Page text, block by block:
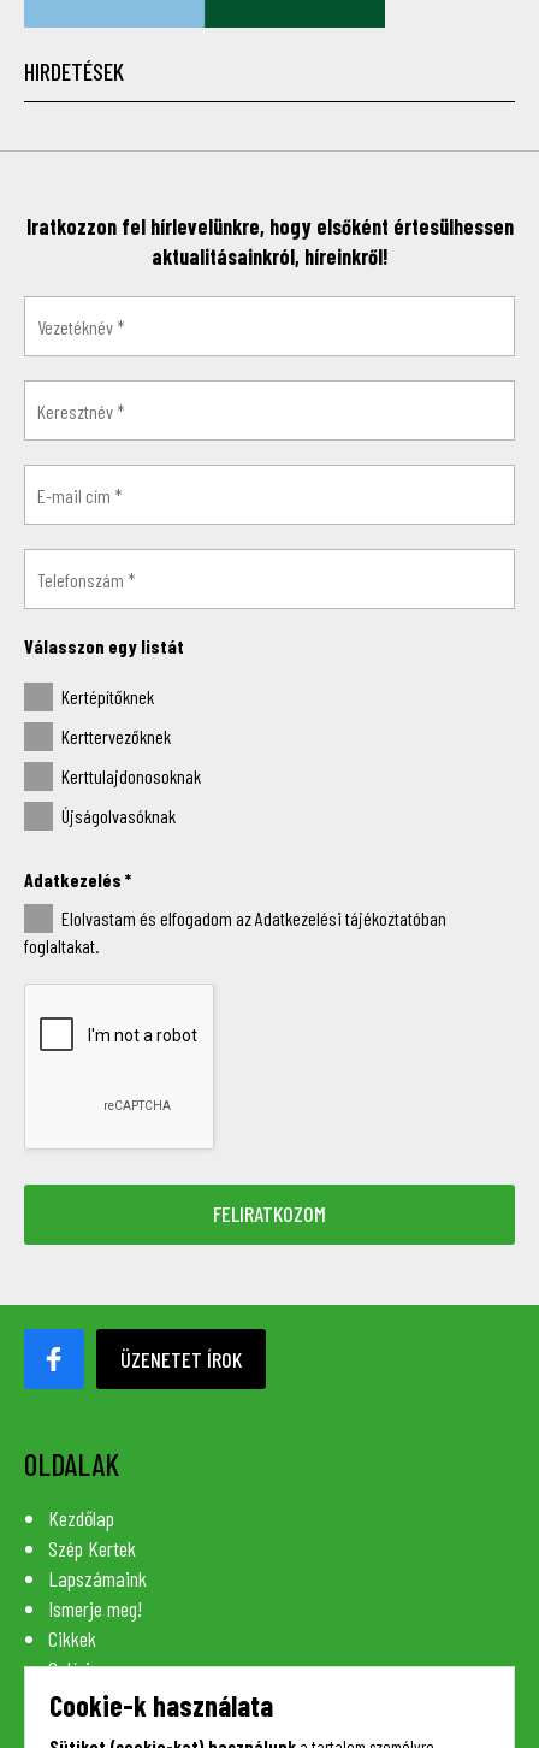
HIRDETÉSEK
Iratkozzon fel hírlevelünkre, hogy elsőként értesülhessen
aktualitásainkról, híreinkről!
Válasszon egy listát
Kertépítőknek
Kerttervezőknek
Kerttulajdonosoknak
Újságolvasóknak
Adatkezelés *
Elolvastam és elfogadom az Adatkezelési tájékoztatóban
foglaltakat.
ÜZENETET ÍROK
OLDALAK
Kezdőlap
Szép Kertek
Lapszámaink
Ismerje meg!
Cikkek
Galéria
Szaknévsor
Cookie-k használata